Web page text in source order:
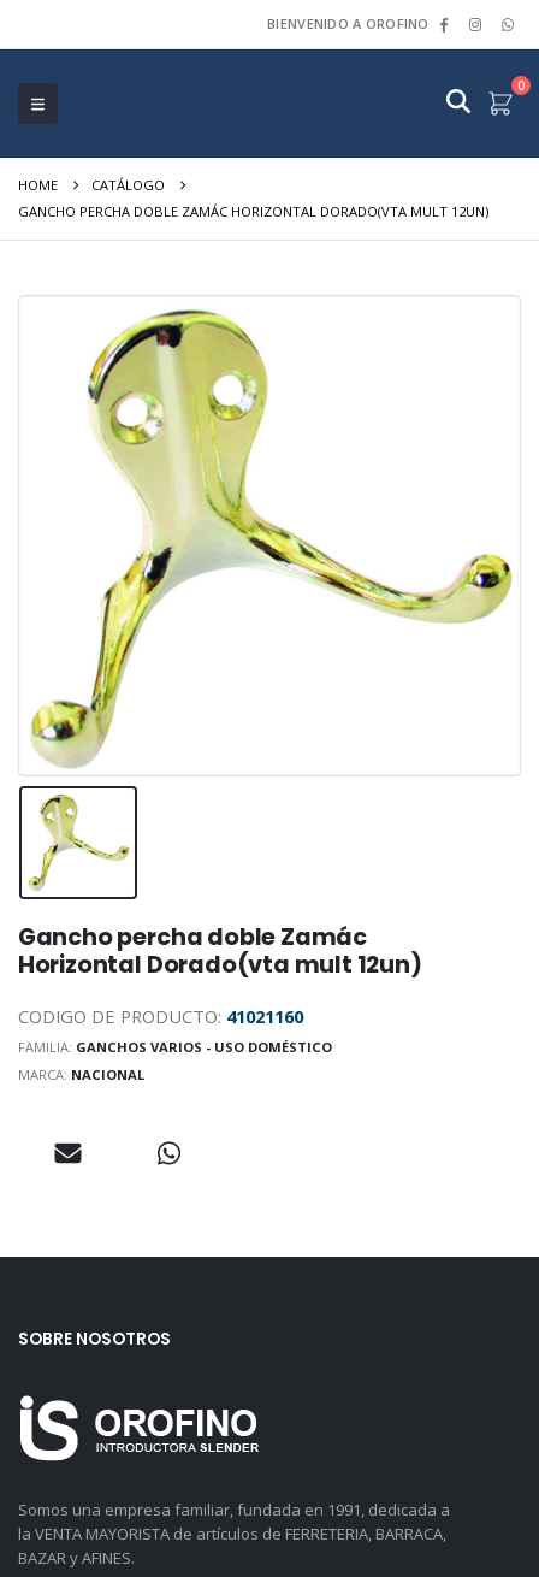
BIENVENIDO A OROFINO
0
HOME
CATÁLOGO
GANCHO PERCHA DOBLE ZAMÁC HORIZONTAL DORADO(VTA MULT 12UN)
Gancho percha doble Zamác
Horizontal Dorado(vta mult 12un)
CODIGO DE PRODUCTO: 41021160
FAMILIA: GANCHOS VARIOS - USO DOMÉSTICO
MARCA: NACIONAL
SOBRE NOSOTROS
Somos una empresa familiar, fundada en 1991, dedicada a
la VENTA MAYORISTA de artículos de FERRETERIA, BARRACA,
BAZAR y AFINES.